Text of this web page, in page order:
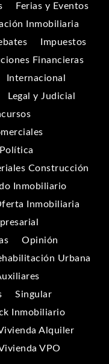
Ferias y Eventos
Inmobiliaria
Impuestos
Financieras
Internacional
Legal y Judicial
Construcción
Inmobiliario
Inmobiliaria
Opinión
Urbana
Singular
Inmobiliario
Alquiler
VPO